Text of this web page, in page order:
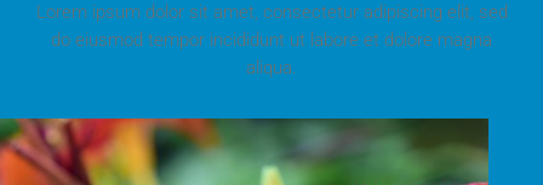
Lorem ipsum dolor sit amet, consectetur adipiscing elit, sed
do eiusmod tempor incididunt ut labore et dolore magna
aliqua.